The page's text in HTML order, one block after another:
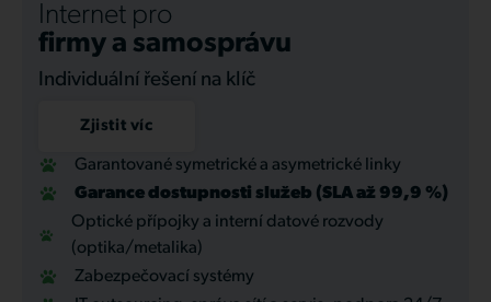
Internet pro
firmy a samosprávu
Individuální řešení na klíč
Zjistit víc
Garantované symetrické a asymetrické linky
Garance dostupnosti služeb (SLA až 99,9 %)
Optické přípojky a interní datové rozvody
(optika/metalika)
Zabezpečovací systémy